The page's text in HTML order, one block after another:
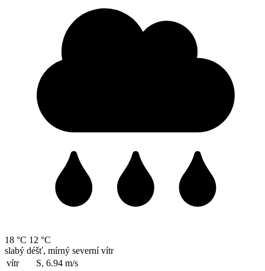
18 °C 12 °C
slabý déšť, mírný severní vítr
vítr
S, 6.94 m/s